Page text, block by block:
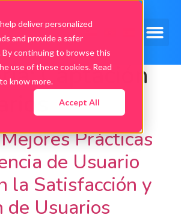
deliver personalized
and provide a safer
By continuing to browse this
use of these cookies. Read
to know more.
Accept All
Captación
Prácticas
de Usuario
la Satisfacción y
de Usuarios